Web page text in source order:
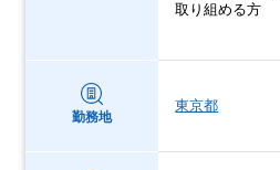
取り組める方
勤務地
東京都